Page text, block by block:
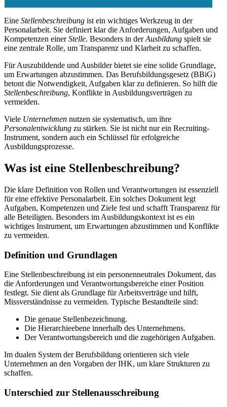
Eine Stellenbeschreibung ist ein wichtiges Werkzeug in der
Personalarbeit. Sie definiert klar die Anforderungen, Aufgaben und
Kompetenzen einerStelle. Besonders in derAusbildung spielt sie
eine zentrale Rolle, um Transparenz und Klarheit zu schaffen.
Für Auszubildende und Ausbilder bietet sie eine solide Grundlage,
um Erwartungen abzustimmen. Das Berufsbildungsgesetz (BBiG)
betont die Notwendigkeit, Aufgaben klar zu definieren. So hilft die
Stellenbeschreibung, Konflikte in Ausbildungsverträgen zu
vermeiden.
Viele Unternehmen nutzen sie systematisch, um ihre
Personalentwicklung zu stärken. Sie ist nicht nur ein Recruiting-
Instrument, sondern auch ein Schlüssel für erfolgreiche
Ausbildungsprozesse.
Was ist eine Stellenbeschreibung?
Die klare Definition von Rollen und Verantwortungen ist essenziell
für eine effektive Personalarbeit. Ein solches Dokument legt
Aufgaben, Kompetenzen und Ziele fest und schafft Transparenz für
alle Beteiligten. Besonders im Ausbildungskontext ist es ein
wichtiges Instrument, um Erwartungen abzustimmen und Konflikte
zu vermeiden.
Definition und Grundlagen
Eine Stellenbeschreibung ist ein personenneutrales Dokument, das
die Anforderungen und Verantwortungsbereiche einer Position
festlegt. Sie dient als Grundlage für Arbeitsverträge und hilft,
Missverständnisse zu vermeiden. Typische Bestandteile sind:
Die genaue Stellenbezeichnung.
Die Hierarchieebene innerhalb des Unternehmens.
Der Verantwortungsbereich und die zugehörigen Aufgaben.
Im dualen System der Berufsbildung orientieren sich viele
Unternehmen an den Vorgaben der IHK, um klare Strukturen zu
schaffen.
Unterschied zur Stellenausschreibung